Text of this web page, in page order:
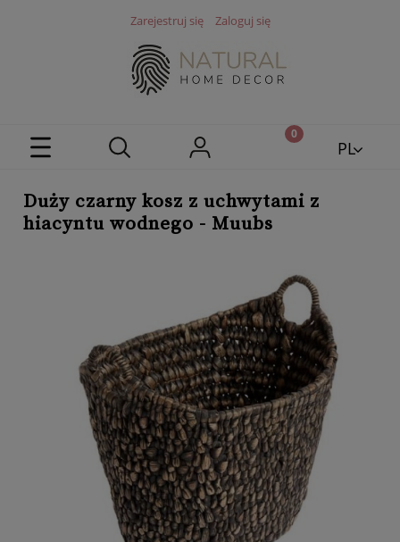
Zarejestruj się Zaloguj się
PL
Duży czarny kosz z uchwytami z
hiacyntu wodnego - Muubs